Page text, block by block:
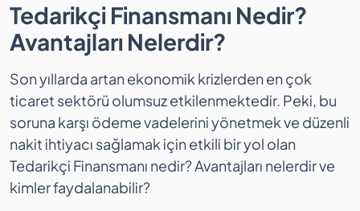
Tedarikçi Finansmanı Nedir?
Avantajları Nelerdir?
Son yıllarda artan ekonomik krizlerden en çok
ticaret sektörü olumsuz etkilenmektedir. Peki, bu
soruna karşı ödeme vadelerini yönetmek ve düzenli
nakit ihtiyacı sağlamak için etkili bir yol olan
Tedarikçi Finansmanı nedir? Avantajları nelerdir ve
kimler faydalanabilir?